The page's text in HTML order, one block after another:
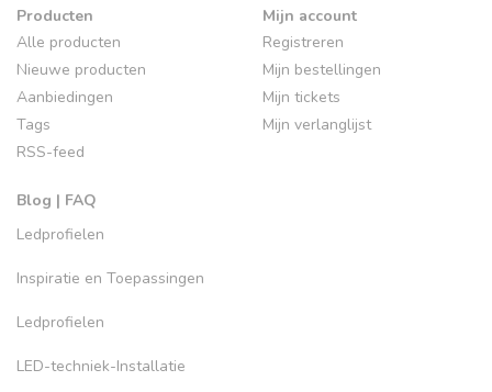
Producten
Alle producten
Nieuwe producten
Aanbiedingen
Tags
RSS-feed
Blog | FAQ
Ledprofielen
Inspiratie en Toepassingen
Ledprofielen
LED-techniek-Installatie
Mijn account
Registreren
Mijn bestellingen
Mijn tickets
Mijn verlanglijst